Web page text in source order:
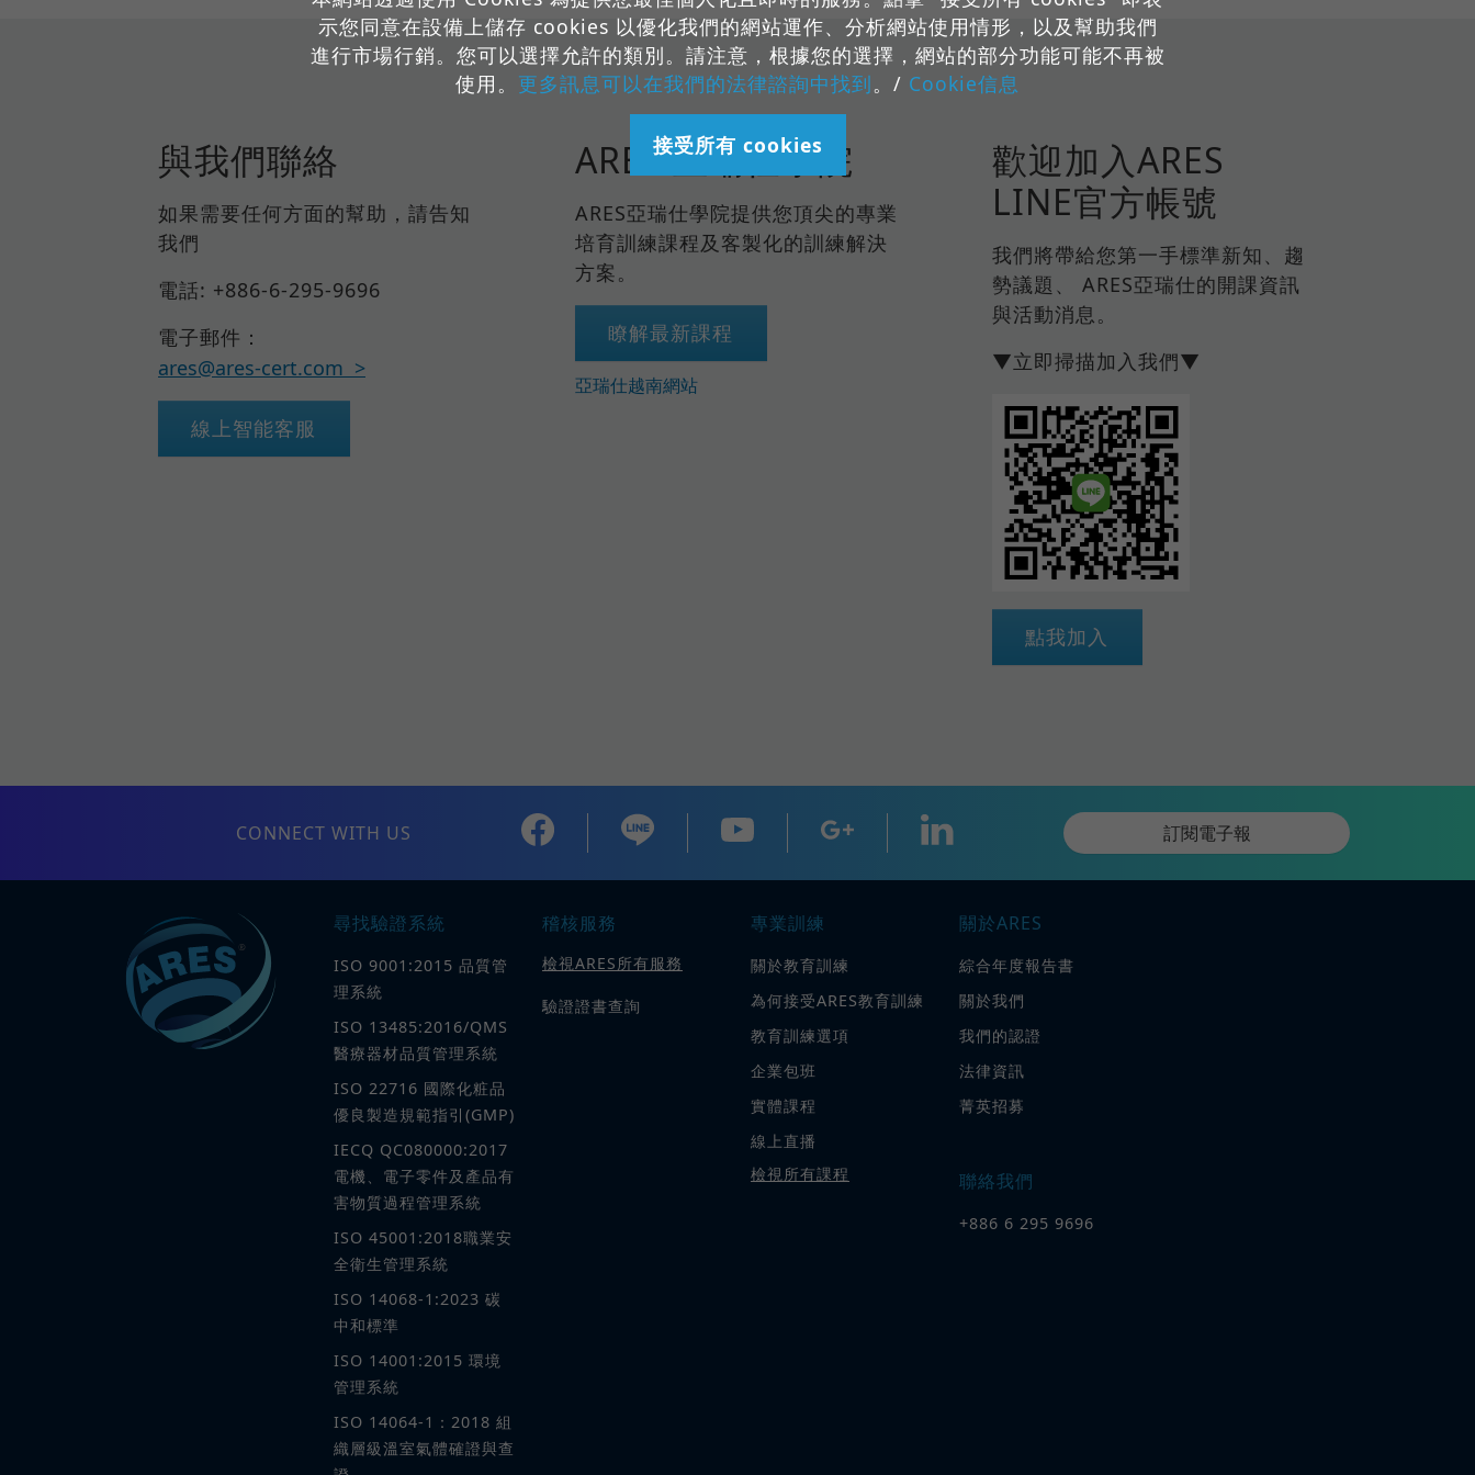
與我們聯絡
如果需要任何方面的幫助，請告知
我們
電話: +886-6-295-9696
電子郵件：
ares@ares-cert.com
線上智能客服
ARES 亞瑞仕學院
ARES亞瑞仕學院提供您頂尖的專業
培育訓練課程及客製化的訓練解決
方案。
瞭解最新課程
亞瑞仕越南網站
歡迎加入ARES
LINE官方帳號
我們將帶給您第一手標準新知、趨
勢議題、 ARES亞瑞仕的開課資訊
與活動消息。
▼立即掃描加入我們▼
點我加入
CONNECT WITH US 訂閱電子報
尋找驗證系統
ISO 9001:2015 品質管
理系統
ISO 13485:2016/QMS
醫療器材品質管理系統
ISO 22716 國際化粧品
優良製造規範指引(GMP)
IECQ QC080000:2017
電機、電子零件及產品有
害物質過程管理系統
ISO 45001:2018職業安
全衛生管理系統
ISO 14068-1:2023 碳
中和標準
ISO 14001:2015 環境
管理系統
ISO 14064-1：2018 組
織層級溫室氣體確證與查
稽核服務
檢視ARES所有服務
驗證證書查詢
專業訓練
關於教育訓練
為何接受ARES教育訓練
教育訓練選項
企業包班
實體課程
線上直播
檢視所有課程
關於ARES
綜合年度報告書
關於我們
我們的認證
法律資訊
菁英招募
聯絡我們
+886 6 295 9696
示您同意在設備上儲存 cookies 以優化我們的網站運作、分析網站使用情形，以及幫助我們
進行市場行銷。您可以選擇允許的類別。請注意，根據您的選擇，網站的部分功能可能不再被
使用。 更多訊息可以在我們的法律諮詢中找到。/ Cookie信息
接受所有 cookies